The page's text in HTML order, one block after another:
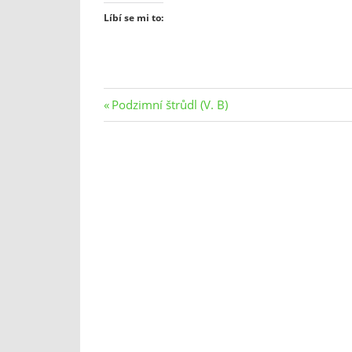
Líbí se mi to:
Navigace
Previous
Post:
Podzimní štrůdl (V. B)